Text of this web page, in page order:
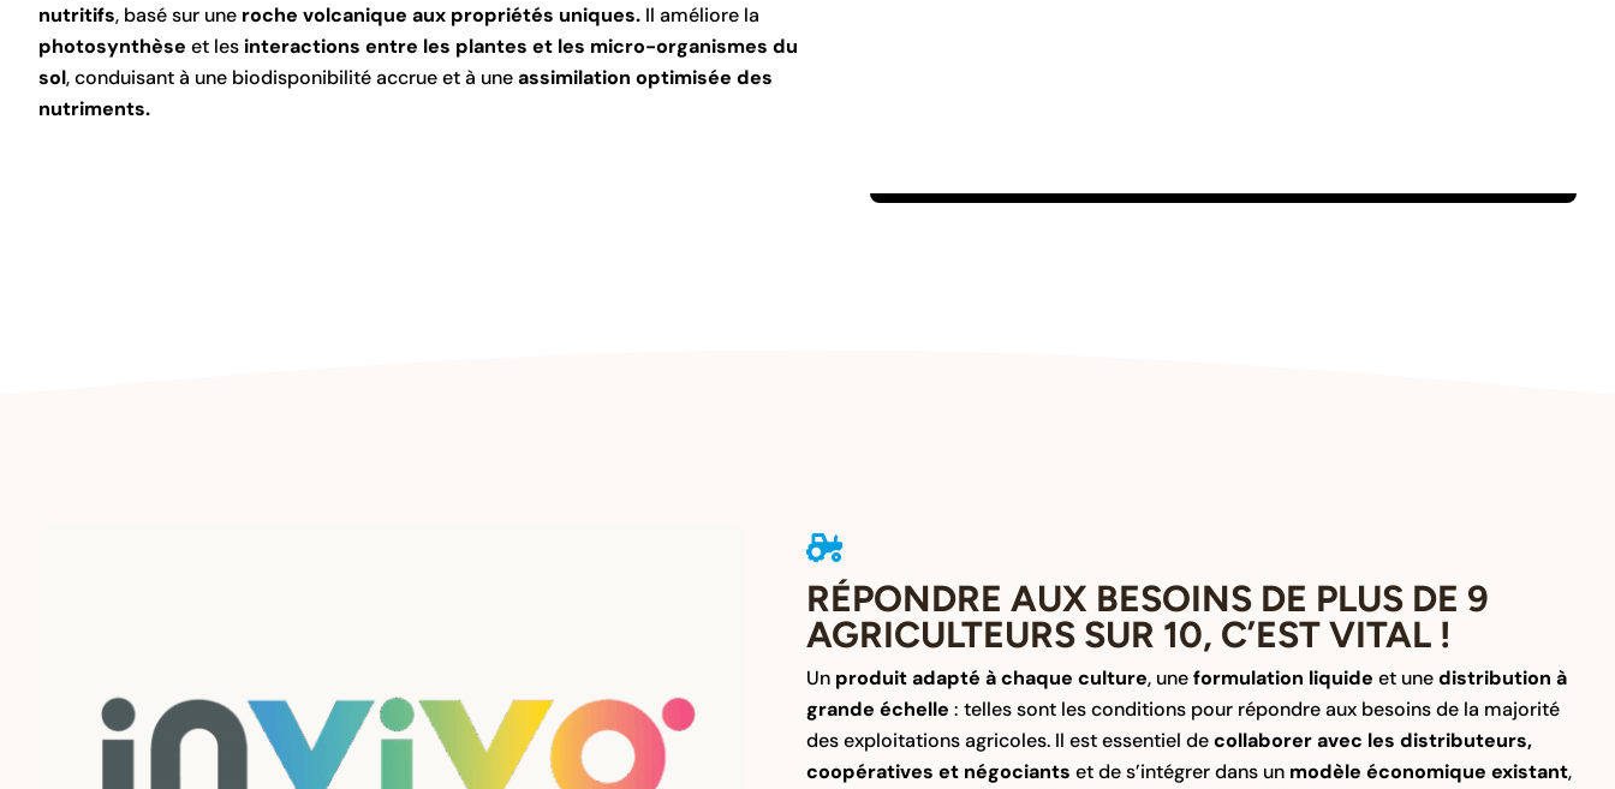
nutritifs, basé sur uneroche volcanique aux propriétés uniques.Il améliore la
photosynthèse et lesinteractions entre les plantes et les micro-organismes du
sol, conduisant à une biodisponibilité accrue et à uneassimilation optimisée des
nutriments.
RÉPONDRE AUX BESOINS DE PLUS DE 9
AGRICULTEURS SUR 10, C’EST VITAL !
Unproduit adapté à chaque culture, uneformulation liquide et unedistribution à
grande échelle : telles sont les conditions pour répondre aux besoins de la majorité
des exploitations agricoles. Il est essentiel decollaborer avec les distributeurs,
coopératives et négociants et de s’intégrer dans un modèle économique existant,